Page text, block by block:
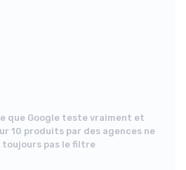
que Google teste vraiment et
10 produits par des agences ne
toujours pas le filtre